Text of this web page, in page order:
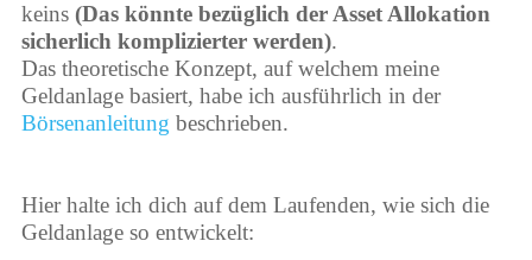
keins (Das könnte bezüglich der Asset Allokation
sicherlich komplizierter werden).
Das theoretische Konzept, auf welchem meine
Geldanlage basiert, habe ich ausführlich in der
Börsenanleitung beschrieben.
Hier halte ich dich auf dem Laufenden, wie sich die
Geldanlage so entwickelt: